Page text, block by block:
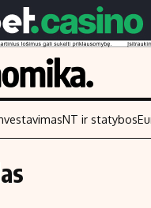
NT ir statybos